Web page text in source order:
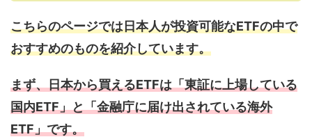
こちらのページでは日本人が投資可能なETFの中で
おすすめのものを紹介しています。
まず、日本から買えるETFは「東証に上場している
国内ETF」と「金融庁に届け出されている海外
ETF」です。